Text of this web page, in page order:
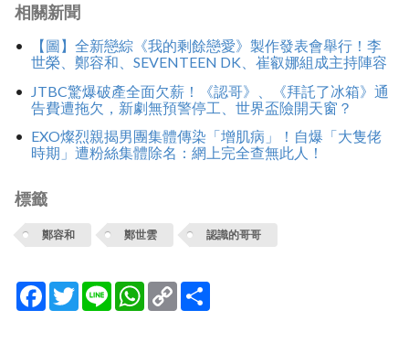
相關新聞
【圖】全新戀綜《我的剩餘戀愛》製作發表會舉行！李
世榮、鄭容和、SEVENTEEN DK、崔叡娜組成主持陣容
JTBC驚爆破產全面欠薪！《認哥》、《拜託了冰箱》通
告費遭拖欠，新劇無預警停工、世界盃險開天窗？
EXO燦烈親揭男團集體傳染「增肌病」！自爆「大隻佬
時期」遭粉絲集體除名：網上完全查無此人！
標籤
鄭容和 鄭世雲 認識的哥哥
Facebook
TwitterLine WhatsApp
Copy
Link